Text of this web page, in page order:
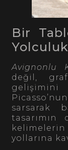
Bir
Yolculuk
Avignonlu
değil,
sarsarak
tasarımın
yollarına